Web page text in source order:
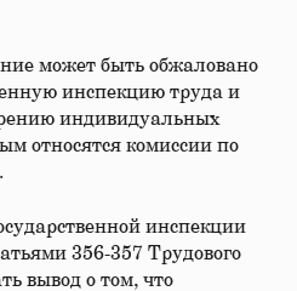
может быть обжаловано
инспекцию труда и
индивидуальных
относятся комиссии по
инспекции
356-357 Трудового
вывод о том, что